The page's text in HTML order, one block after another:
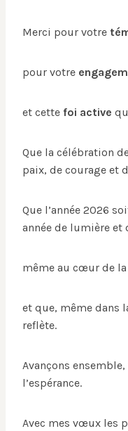
Merci pour votre
pour votre
et cette foi active
Que la célébration
paix, de courage et
Que l’année 2026
année de lumière et
même au cœur de
et que, même dans
reflète.
Avançons
l’espérance.
Avec mes vœux les